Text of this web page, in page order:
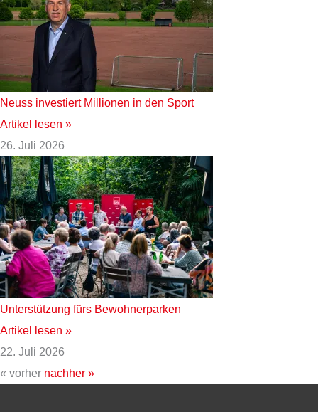
Neuss investiert Millionen in den Sport
Artikel lesen »
26. Juli 2026
Unterstützung fürs Bewohnerparken
Artikel lesen »
22. Juli 2026
« vorher nachher »